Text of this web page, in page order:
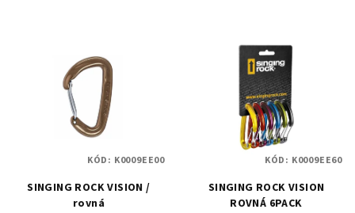
SINGING ROCK VISION /
rovná
KÓD: K0009EE00
SINGING ROCK VISION
ROVNÁ 6PACK
KÓD: K0009EE60